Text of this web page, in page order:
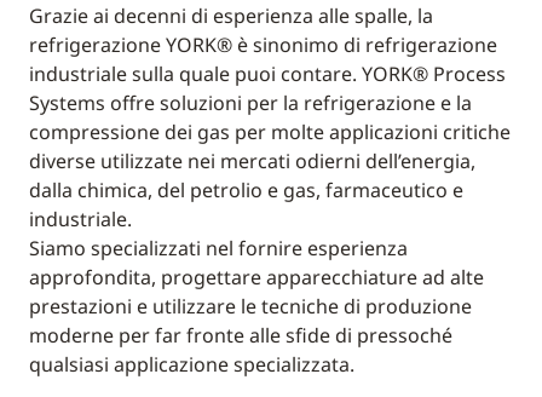
Grazie ai decenni di esperienza alle spalle, la
refrigerazione YORK® è sinonimo di refrigerazione
industriale sulla quale puoi contare. YORK® Process
Systems offre soluzioni per la refrigerazione e la
compressione dei gas per molte applicazioni critiche
diverse utilizzate nei mercati odierni dell’energia,
dalla chimica, del petrolio e gas, farmaceutico e
industriale.
Siamo specializzati nel fornire esperienza
approfondita, progettare apparecchiature ad alte
prestazioni e utilizzare le tecniche di produzione
moderne per far fronte alle sfide di pressoché
qualsiasi applicazione specializzata.